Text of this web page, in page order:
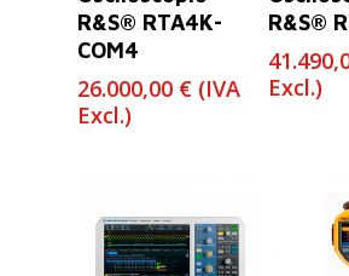
R&S® RTA4K-
COM4
26.000,00 € (IVA
Excl.)
R&S®
Excl.)